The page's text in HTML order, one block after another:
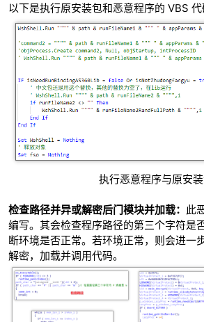
以下是执行原安装包和恶意程序的 VBS 代
执行恶意程序与原安
检查路径并异或解密后门模块并加载： 此
编写。其会检查程序路径的第三个字符是
断环境是否正常。若环境正常，则会进一
解密，加载并调用代码。